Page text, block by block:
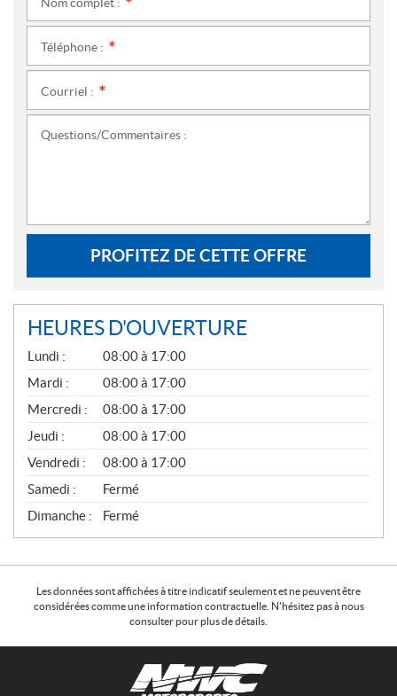
Téléphone :
Courriel :
Questions/Commentaires :
PROFITEZ DE CETTE OFFRE
HEURES D'OUVERTURE
G
É
N
É
R
A
L
Lundi :
08:00 à 17:00
Mardi :
08:00 à 17:00
Mercredi :
08:00 à 17:00
Jeudi :
08:00 à 17:00
Vendredi :
08:00 à 17:00
Samedi :
Fermé
Dimanche :
Fermé
Les données sont affichées à titre indicatif seulement et ne peuvent être
considérées comme une information contractuelle. N'hésitez pas à nous
consulter pour plus de détails.